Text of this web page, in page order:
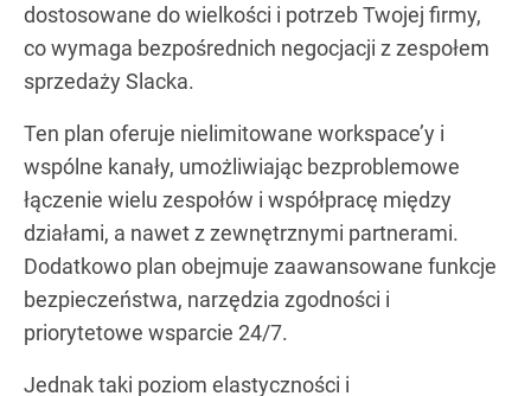
dostosowane do wielkości i potrzeb Twojej firmy,
co wymaga bezpośrednich negocjacji z zespołem
sprzedaży Slacka.
Ten plan oferuje nielimitowane workspace’y i
wspólne kanały, umożliwiając bezproblemowe
łączenie wielu zespołów i współpracę między
działami, a nawet z zewnętrznymi partnerami.
Dodatkowo plan obejmuje zaawansowane funkcje
bezpieczeństwa, narzędzia zgodności i
priorytetowe wsparcie 24/7.
Jednak taki poziom elastyczności i